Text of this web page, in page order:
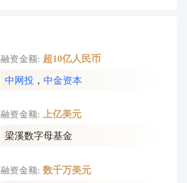
融资金额: 超10亿人民币
中网投 ，中金资本
融资金额: 上亿美元
梁溪数字母基金
融资金额: 数千万美元